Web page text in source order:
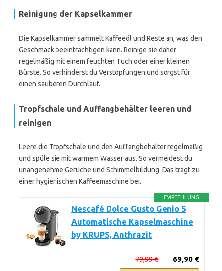
Reinigung der Kapselkammer
Die Kapselkammer sammelt Kaffeeöl und Reste an, was den
Geschmack beeinträchtigen kann. Reinige sie daher
regelmäßig mit einem feuchten Tuch oder einer kleinen
Bürste. So verhinderst du Verstopfungen und sorgst für
einen sauberen Durchlauf.
Tropfschale und Auffangbehälter leeren und
reinigen
Leere die Tropfschale und den Auffangbehälter regelmäßig
und spüle sie mit warmem Wasser aus. So vermeidest du
unangenehme Gerüche und Schimmelbildung. Das trägt zu
einer hygienischen Kaffeemaschine bei.
EMPFEHLUNG
Nescafé Dolce Gusto Genio S
Automatische Kapselmaschine
by KRUPS, Anthrazit
69,90 €
79,99 €